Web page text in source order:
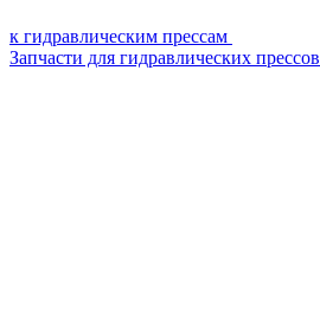
к гидравлическим прессам
Запчасти для гидравлических прессов